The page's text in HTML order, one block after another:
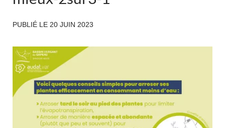
PUBLIÉ LE 20 JUIN 2023